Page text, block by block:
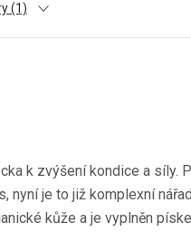
(1)
k zvýšení kondice a síly.
nyní je to již komplexní
kůže a je vyplněn